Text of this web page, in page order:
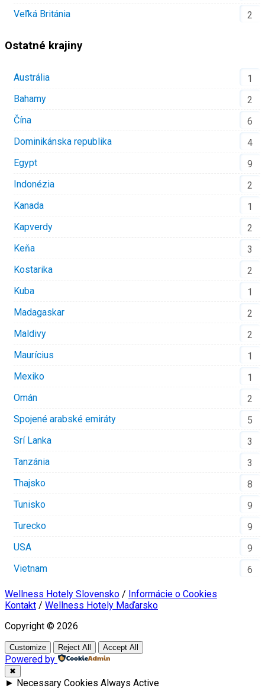
Veľká Británia
2
Ostatné krajiny
Austrália
1
Bahamy
2
Čína
6
Dominikánska republika
4
Egypt
9
Indonézia
2
Kanada
1
Kapverdy
2
Keňa
3
Kostarika
2
Kuba
1
Madagaskar
2
Maldivy
2
Maurícius
1
Mexiko
1
Omán
2
Spojené arabské emiráty
5
Srí Lanka
3
Tanzánia
3
Thajsko
8
Tunisko
9
Turecko
9
USA
9
Vietnam
6
Wellness Hotely Slovensko / Informácie o Cookies
Kontakt / Wellness Hotely Maďarsko
Copyright © 2026
Customize Reject All Accept All
Powered by
✖
► Necessary Cookies Always Active